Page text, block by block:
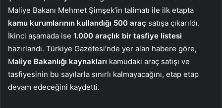
Maliye Bakanı Mehmet Şimşek’in talimatı ile ilk etapta
kamu kurumlarının kullandığı 500 araç satışa çıkarıldı.
İkinci aşamada ise 1.000 araçlık bir tasfiye listesi
hazırlandı. Türkiye Gazetesi’nde yer alan habere göre,
Maliye Bakanlığı kaynakları kamudaki araç satışı ve
tasfiyesinin bu sayılarla sınırlı kalmayacağını, etap etap
devam edeceğini kaydetti.